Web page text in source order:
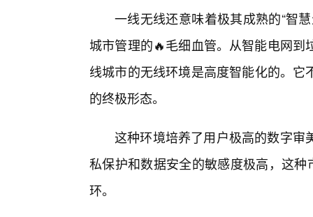
一线无线还意味着极其成熟的“智
城市管理的🔥毛细血管。从智能电网
线城市的无线环境是高度智能化的。
的终极形态。
这种环境培养了用户极高的数字审
私保护和数据安全的敏感度极高，这
环。